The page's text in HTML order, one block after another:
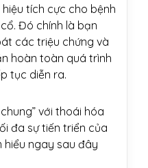
tích cực cho bệnh
Đó chính là bạn
các triệu chứng và
hoàn toàn quá trình
tục diễn ra.
với thoái hóa
đa sự tiến triển của
hiểu ngay sau đây